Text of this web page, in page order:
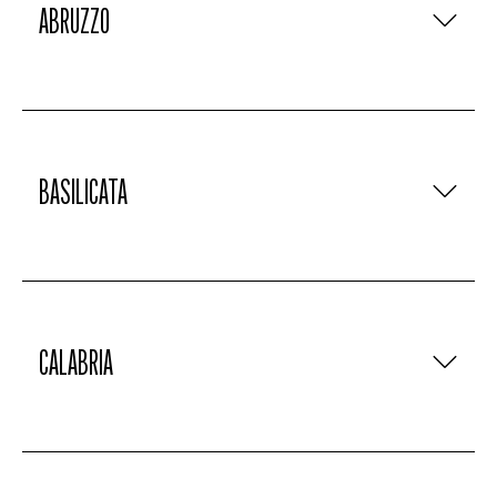
ABRUZZO
BASILICATA
CALABRIA